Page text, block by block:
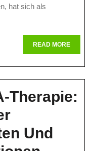
Für
hat sich als
READ MOREREAD
MORE
Therapie:
Und